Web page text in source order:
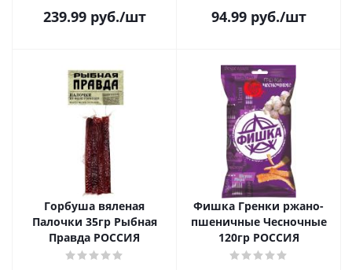
239.99руб./шт 94.99руб./шт
Горбуша вяленая
Палочки 35гр Рыбная
Правда РОССИЯ
Фишка Гренки ржано-
пшеничные Чесночные
120гр РОССИЯ